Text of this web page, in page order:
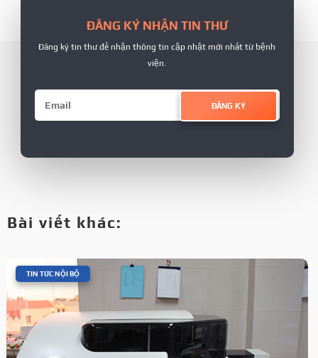
ĐĂNG KÝ NHẬN TIN THƯ
Đăng ký tin thư để nhận thông tin cập nhật mới nhất từ bệnh
viện.
ĐĂNG KÝ
Bài viết khác:
TIN TỨC NỘI BỘ